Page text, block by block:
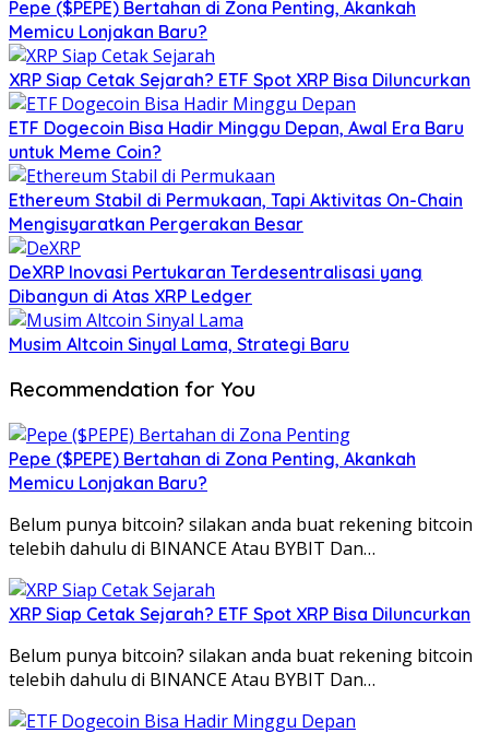
Pepe ($PEPE) Bertahan di Zona Penting, Akankah
Memicu Lonjakan Baru?
XRP Siap Cetak Sejarah? ETF Spot XRP Bisa Diluncurkan
ETF Dogecoin Bisa Hadir Minggu Depan, Awal Era Baru
untuk Meme Coin?
Ethereum Stabil di Permukaan, Tapi Aktivitas On-Chain
Mengisyaratkan Pergerakan Besar
DeXRP Inovasi Pertukaran Terdesentralisasi yang
Dibangun di Atas XRP Ledger
Musim Altcoin Sinyal Lama, Strategi Baru
Recommendation for You
Pepe ($PEPE) Bertahan di Zona Penting, Akankah
Memicu Lonjakan Baru?
Belum punya bitcoin? silakan anda buat rekening bitcoin
telebih dahulu di BINANCE Atau BYBIT Dan…
XRP Siap Cetak Sejarah? ETF Spot XRP Bisa Diluncurkan
Belum punya bitcoin? silakan anda buat rekening bitcoin
telebih dahulu di BINANCE Atau BYBIT Dan…